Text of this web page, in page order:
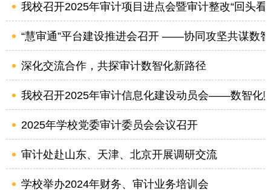
我校召开2025年审计项目进点会暨审计整改“回头看
“慧审通”平台建设推进会召开 ——协同攻坚共谋数
深化交流合作，共探审计数智化新路径
我校召开2025年审计信息化建设动员会——数智化
2025年学校党委审计委员会会议召开
审计处赴山东、天津、北京开展调研交流
学校举办2024年财务、审计业务培训会